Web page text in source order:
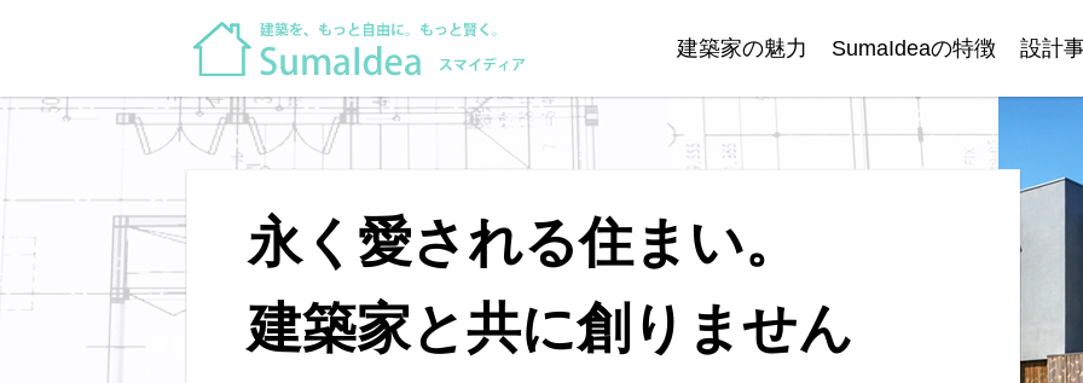
建築家の魅力 SumaIdeaの特徴 設計
永く愛される住まい。
建築家と共に創りません